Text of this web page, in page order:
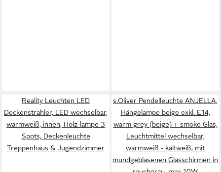
Reality Leuchten LED
Deckenstrahler, LED wechselbar,
warmweiß, innen, Holz-lampe 3
Spots, Deckenleuchte
Treppenhaus & Jugendzimmer
s.Oliver Pendelleuchte ANJELLA,
Hängelampe beige exkl. E14,
warm grey (beige) + smoke Glas,
Leuchtmittel wechselbar,
warmweiß - kaltweiß, mit
mundgeblasenen Glasschirmen in